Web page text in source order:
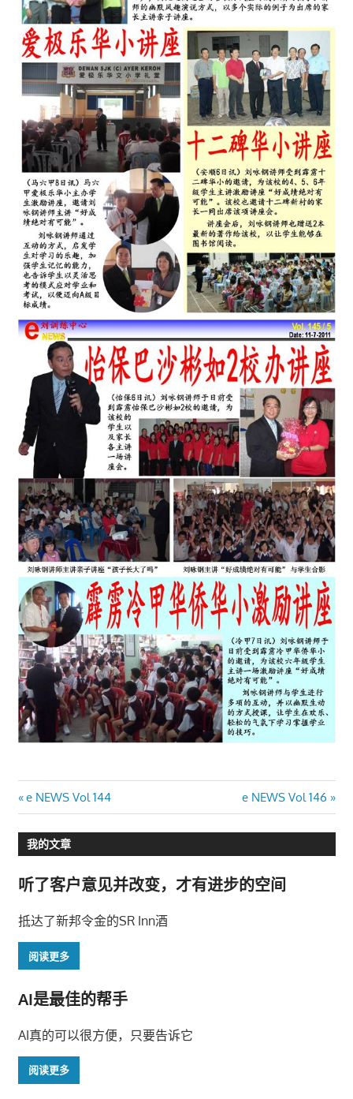
文
章
导
航
Previous
Post:
e NEWS Vol 144
Next
Post:
e NEWS Vol 146
我的文章
听了客户意见并改变，才有进步的空间
抵达了新邦令金的SR Inn酒
阅读更多
AI是最佳的帮手
AI真的可以很方便，只要告诉它
阅读更多